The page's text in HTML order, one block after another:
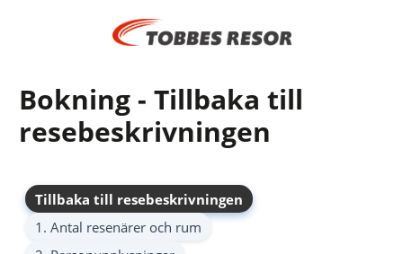
Bokning - Tillbaka till
resebeskrivningen
Tillbaka till resebeskrivningen
1. Antal resenärer och rum